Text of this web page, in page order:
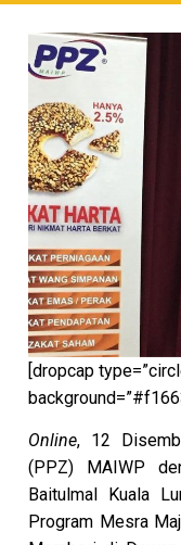
[dropcap
Online, 12
(PPZ) MAIWP
Baitulmal Kuala
Program Mesra